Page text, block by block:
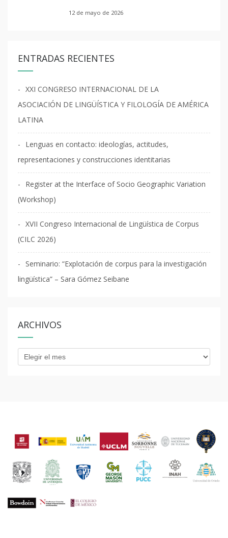
12 de mayo de 2026
ENTRADAS RECIENTES
XXI CONGRESO INTERNACIONAL DE LA
ASOCIACIÓN DE LINGÜÍSTICA Y FILOLOGÍA DE AMÉRICA
LATINA
Lenguas en contacto: ideologías, actitudes,
representaciones y construcciones identitarias
Register at the Interface of Socio Geographic Variation
(Workshop)
XVII Congreso Internacional de Lingüística de Corpus
(CILC 2026)
Seminario: “Explotación de corpus para la investigación
lingüística” – Sara Gómez Seibane
ARCHIVOS